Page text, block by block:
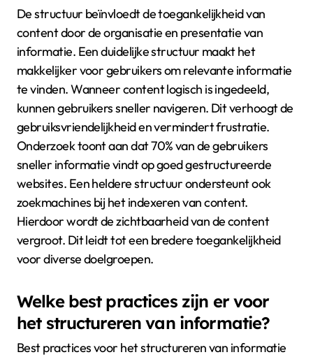
De structuur beïnvloedt de toegankelijkheid van
content door de organisatie en presentatie van
informatie. Een duidelijke structuur maakt het
makkelijker voor gebruikers om relevante informatie
te vinden. Wanneer content logisch is ingedeeld,
kunnen gebruikers sneller navigeren. Dit verhoogt de
gebruiksvriendelijkheid en vermindert frustratie.
Onderzoek toont aan dat 70% van de gebruikers
sneller informatie vindt op goed gestructureerde
websites. Een heldere structuur ondersteunt ook
zoekmachines bij het indexeren van content.
Hierdoor wordt de zichtbaarheid van de content
vergroot. Dit leidt tot een bredere toegankelijkheid
voor diverse doelgroepen.
Welke best practices zijn er voor
het structureren van informatie?
Best practices voor het structureren van informatie